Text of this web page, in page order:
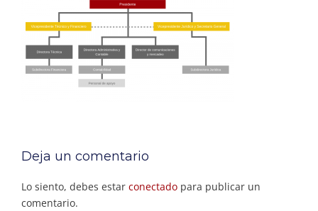
Deja un comentario
Lo siento, debes estar conectado para publicar un
comentario.